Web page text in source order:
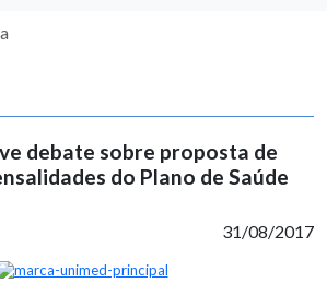
debate sobre proposta de
do Plano de Saúde
31/08/2017